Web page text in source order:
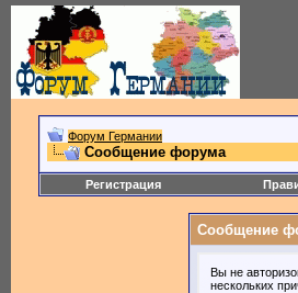
Форум Германии
Сообщение форума
Регистрация
Сообщение
Вы не
нескольких